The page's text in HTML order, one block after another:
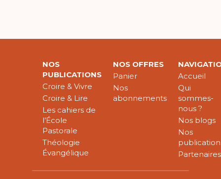
NOS
PUBLICATIONS
Croire & Vivre
Croire & Lire
Les cahiers de
l’École
Pastorale
Théologie
Évangélique
NOS OFFRES
Panier
Nos
abonnements
Accueil
Qui
sommes-
nous ?
Nos blogs
Nos
Partenaires